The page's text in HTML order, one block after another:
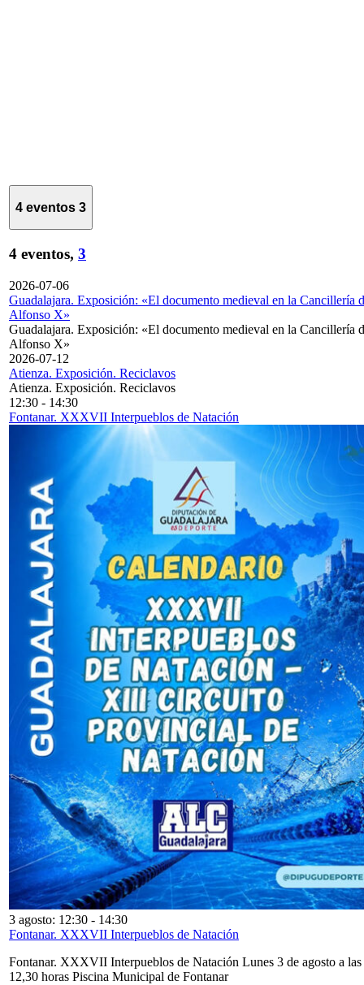
4 eventos 3
4 eventos, 3
2026-07-06
Guadalajara. Exposición: «El documento medieval en la Cancillería
Alfonso X»
Guadalajara. Exposición: «El documento medieval en la Cancillería
Alfonso X»
2026-07-12
Atienza. Exposición. Reciclavos
Atienza. Exposición. Reciclavos
12:30 - 14:30
Fontanar. XXXVII Interpueblos de Natación
3 agosto: 12:30 - 14:30
Fontanar. XXXVII Interpueblos de Natación
Fontanar. XXXVII Interpueblos de Natación Lunes 3 de agosto a las
12,30 horas Piscina Municipal de Fontanar